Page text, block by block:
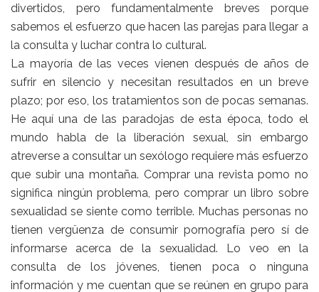
divertidos, pero fundamentalmente breves porque
sabemos el esfuerzo que hacen las parejas para llegar a
la consulta y luchar contra lo cultural.
La mayoría de las veces vienen después de años de
sufrir en silencio y necesitan resultados en un breve
plazo; por eso, los tratamientos son de pocas semanas.
He aquí una de las paradojas de esta época, todo el
mundo habla de la liberación sexual, sin embargo
atreverse a consultar un sexólogo requiere más esfuerzo
que subir una montaña. Comprar una revista pomo no
significa ningún problema, pero comprar un libro sobre
sexualidad se siente como terrible. Muchas personas no
tienen vergüenza de consumir pornografía pero sí de
informarse acerca de la sexualidad. Lo veo en la
consulta de los jóvenes, tienen poca o ninguna
información y me cuentan que se reúnen en grupo para